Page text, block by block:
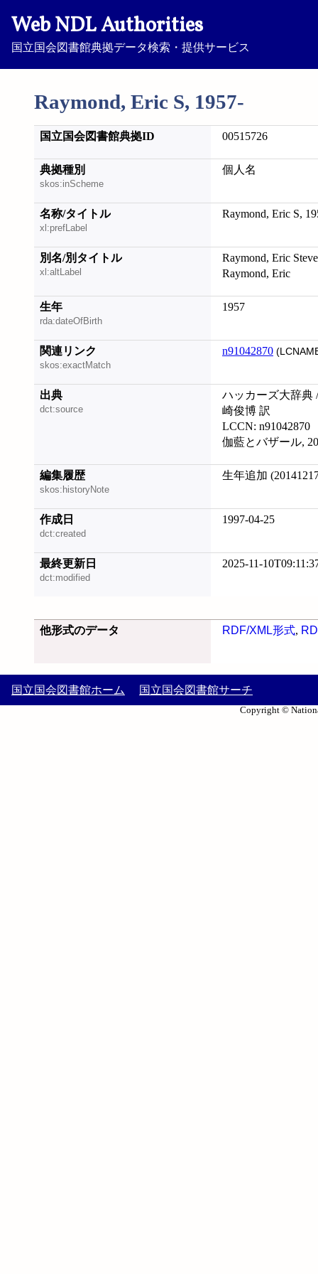
Web NDL Authorities
国立国会図書館典拠データ検索・提供サービス
Raymond, Eric S, 1957-
国立国会図書館典拠ID 00515726
典拠種別
skos:inScheme
個人名
名称/タイトル
xl:prefLabel
Raymond, Eric S,
別名/別タイトル
xl:altLabel
Raymond, Eric
Raymond, Eric
生年
rda:dateOfBirth
1957
関連リンク
skos:exactMatch
n91042870
出典
dct:source
ハッカーズ大辞典 /
崎俊博 訳
LCCN: n91042870
伽藍とバザール,
編集履歴
skos:historyNote
生年追加
作成日
dct:created
1997-04-25
最終更新日
dct:modified
2025-11-
他形式のデータ RDF/XML形式,
国立国会図書館ホーム 国立国会図書館サーチ
Copyright ©